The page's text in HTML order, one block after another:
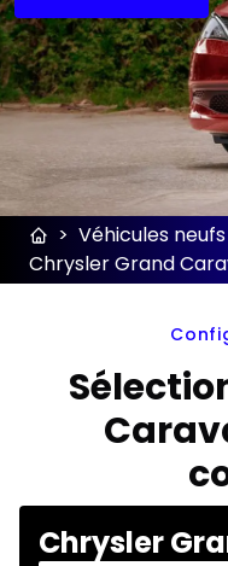
> Véhicules neufs
Chrysler